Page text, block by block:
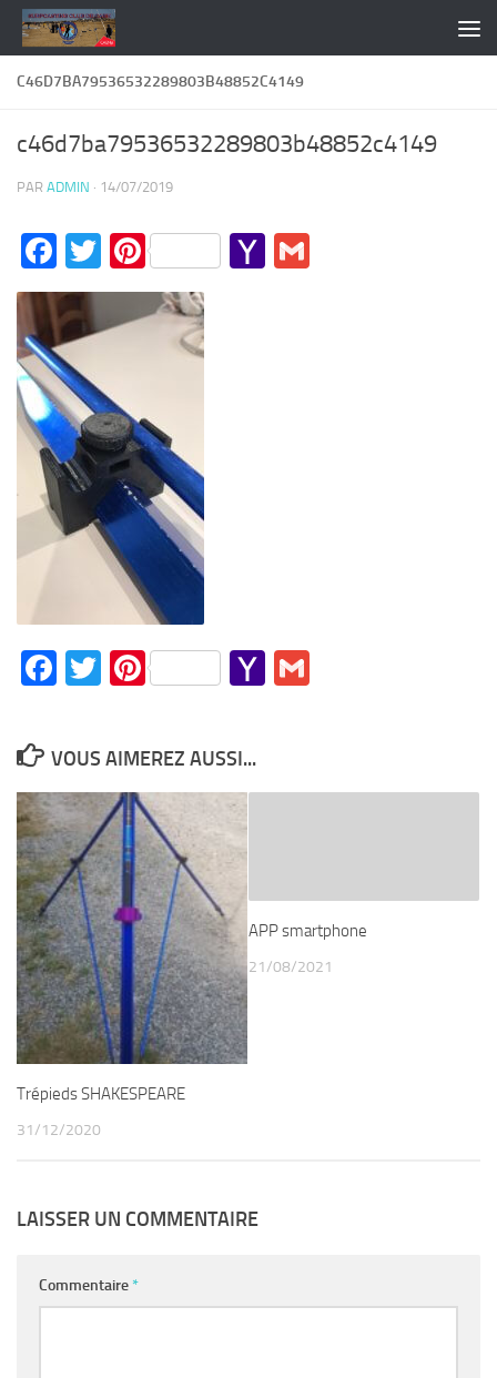
Skip to content
C46D7BA79536532289803B48852C4149
c46d7ba79536532289803b48852c4149
PAR ADMIN · 14/07/2019
Facebook
TwitterPinterestYahoo
Facebook
TwitterPinterestYahoo
VOUS AIMEREZ AUSSI...
Trépieds SHAKESPEARE
31/12/2020
APP smartphone
21/08/2021
LAISSER UN COMMENTAIRE
Commentaire *